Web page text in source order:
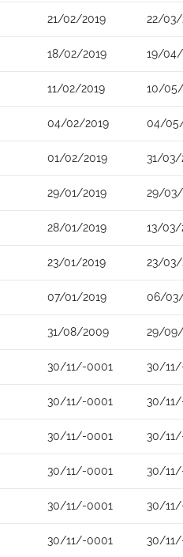
21/02/2019 22/03/
18/02/2019 19/04/
11/02/2019 10/05/
04/02/2019 04/
01/02/2019 31/03/
29/01/2019 29/03/
28/01/2019 13/03/
23/01/2019 23/03/
07/01/2019 06/
31/08/2009 29/09/
30/11/-0001 30/
30/11/-0001 30/
30/11/-0001 30/
30/11/-0001 30/
30/11/-0001 30/
30/11/-0001 30/